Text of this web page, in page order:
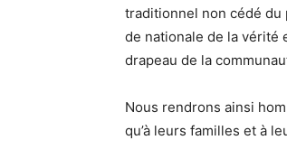
traditionnel non cédé du
de nationale de la vérité
drapeau de la
Nous rendrons ainsi
qu’à leurs familles et à